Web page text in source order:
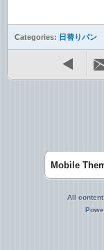
Categories: 日替りパン
Mobile
All content